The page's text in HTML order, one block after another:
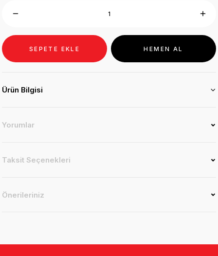
SEPETE EKLE HEMEN AL
Ürün Bilgisi
Yorumlar
Taksit Seçenekleri
Önerileriniz